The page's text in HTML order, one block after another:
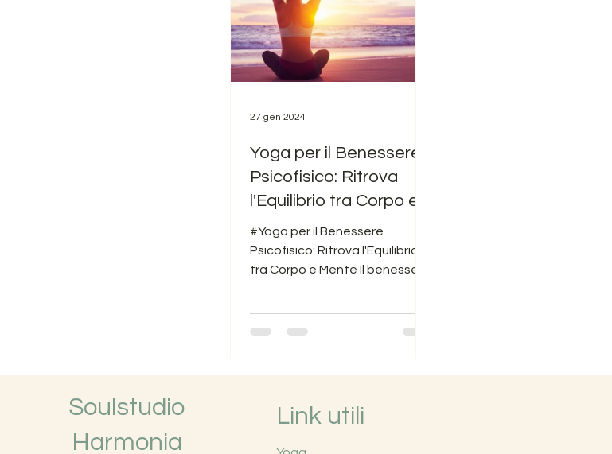
Yoga per il Benessere
Psicofisico: Ritrova
l'Equilibrio tra Corpo e
Mente
#Yoga per il Benessere
Psicofisico: Ritrova l'Equilibrio
tra Corpo e Mente Il benessere
27 gen 2024
Soulstudio
Harmonia
Link utili